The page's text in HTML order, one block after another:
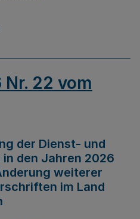
Nr. 22 vom
der Dienst- und
den Jahren 2026
weiterer
im Land